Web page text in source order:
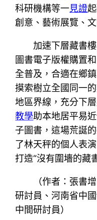
科研機構等一見證
創意、藝術展覽、
加速下層藏書
圖書電子版權購置
全普及，合適在鄉
摸索樹立全國同一
地區界線，充分下
教學助本地居平易
子圖書，這場荒誕
了林天秤的個人表
打造“沒有圍墻的藏
（作者：張書
研討員、河南省中
中間研討員）